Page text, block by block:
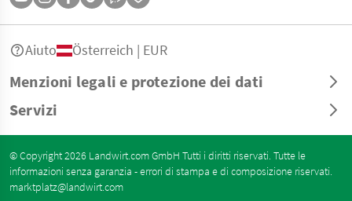
Menzioni legali e protezione dei dati
Servizi
Aiuto Österreich | EUR
© Copyright 2026 Landwirt.com GmbH Tutti i diritti riservati. Tutte le
informazioni senza garanzia - errori di stampa e di composizione riservati.
marktplatz@landwirt.com